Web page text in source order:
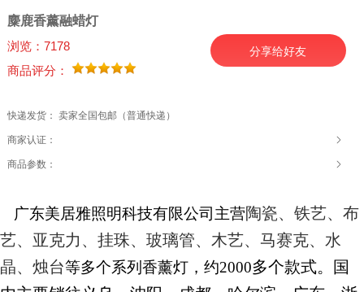
麋鹿香薰融蜡灯
浏览：7178
商品评分：
分享给好友
快递发货： 卖家全国包邮（普通快递）
商家认证：
商品参数：
广东美居雅照明科技有限公司 主营陶瓷、铁艺、布
艺、亚克力、挂珠、玻璃管、木艺、马赛克、水
晶、烛台等多个系列香薰灯，约2000多个款式。国